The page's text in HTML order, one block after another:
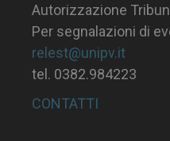
Autorizzazione
Per segnalazioni di
relest@unipv.it
tel. 0382.984223
CONTATTI